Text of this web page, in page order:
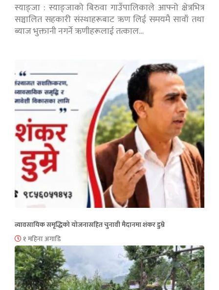
स्याङ्जा : स्याङ्जाको बिरुवा गाउँपालिकाले आफ्नो क्षेत्रभित्र
सञ्चालित सहकारी संस्थाहरूबाट ऋण लिई समयमै सावाँ तथा
ब्याज भुक्तानी नगर्ने ऋणीहरूलाई तत्काल…
व्यावसायिक समृद्धिको योजनासहित चुनावी मैदानमा शंकर डुम्रे
१ महिना अगाडि